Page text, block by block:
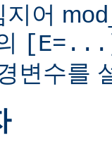
지어
변수를